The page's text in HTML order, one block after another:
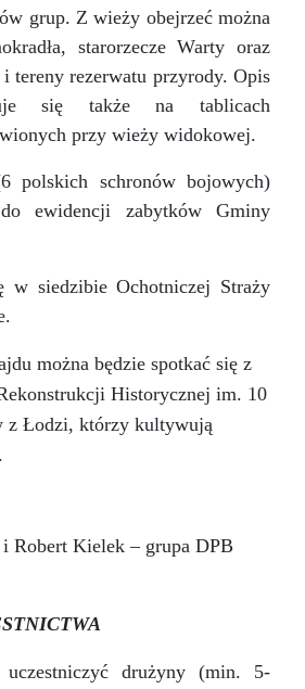
grup. Z wieży obejrzeć można
starorzecze Warty oraz
tereny rezerwatu przyrody. Opis
się także na tablicach
przy wieży widokowej.
polskich schronów bojowych)
do ewidencji zabytków Gminy
w siedzibie Ochotniczej Straży
można będzie spotkać się z
Historycznej im. 10
z Łodzi, którzy kultywują
Robert Kielek – grupa DPB
drużyny (min. 5-